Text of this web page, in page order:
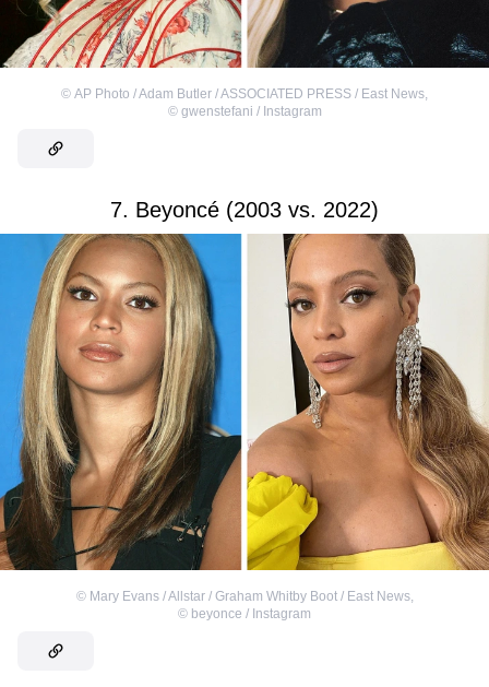
© AP Photo / Adam Butler / ASSOCIATED PRESS / East News
© gwenstefani / Instagram
7. Beyoncé (2003 vs. 2022)
© Mary Evans / Allstar / Graham Whitby Boot / East News,
© beyonce / Instagram